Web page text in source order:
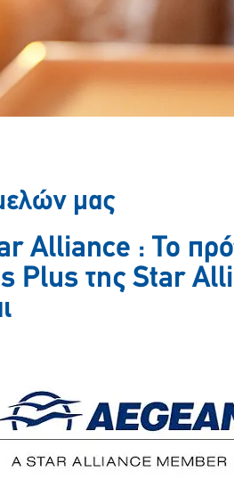
μας
Alliance : Το
Plus της Star